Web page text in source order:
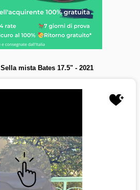
Sella mista Bates 17.5" - 2021